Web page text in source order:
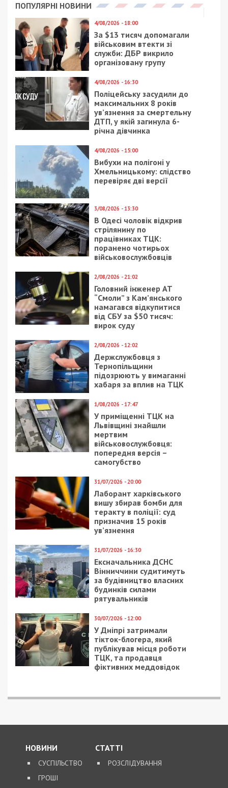
ПОПУЛЯРНІ НОВИНИ
4/08/2026 - 18:00
За $13 тисяч допомагали
військовим втекти зі
служби: ДБР викрило
організовану групу
4/08/2026 - 16:30
Поліцейську засудили до
максимальних 8 років
ув’язнення за смертельну
ДТП, у якій загинула 6-
річна дівчинка
4/08/2026 - 15:00
Вибухи на полігоні у
Хмельницькому: слідство
перевіряє дві версії
3/08/2026 - 13:30
В Одесі чоловік відкрив
стрілянину по
працівниках ТЦК:
поранено чотирьох
військовослужбовців
2/08/2026 - 21:02
Головний інженер АТ
“Смоли” з Кам’янського
намагався відкупитися
від СБУ за $50 тисяч:
вирок суду
2/08/2026 - 12:02
Держслужбовця з
Тернопільщини
підозрюють у вимаганні
хабаря за вплив на ТЦК
1/08/2026 - 17:47
У приміщенні ТЦК на
Львівщині знайшли
мертвим
військовослужбовця:
попередня версія –
самогубство
31/07/2026 - 20:00
Лаборант харківського
вишу збирав бомби для
теракту в поліції: суд
призначив 15 років
ув’язнення
31/07/2026 - 16:30
Ексначальника ДСНС
Вінниччини судитимуть
за будівництво власних
будинків силами
рятувальників
30/07/2026 - 12:00
У Дніпрі затримали
тікток-блогера, який
публікував місця роботи
ТЦК, та продавця
фіктивних меддовідок
НОВИНИ
СУСПІЛЬСТВО
ГРОШІ
СТАТТІ
РОЗСЛІДУВАННЯ